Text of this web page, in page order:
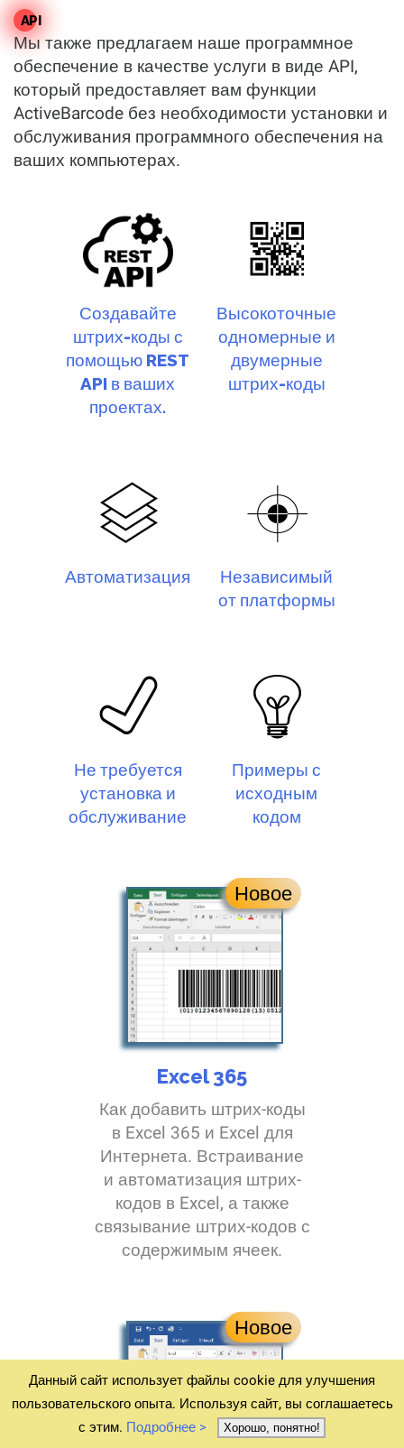
API
Мы также предлагаем наше программное
обеспечение в качестве услуги в виде API,
который предоставляет вам функции
ActiveBarcode без необходимости установки и
обслуживания программного обеспечения на
ваших компьютерах.
Создавайте
штрих-коды с
помощью REST
API в ваших
проектах.
Высокоточные
одномерные и
двумерные
штрих-коды
Автоматизация
Независимый
от платформы
Не требуется
установка и
обслуживание
Примеры с
исходным
кодом
Новое
Excel 365
Как добавить штрих-коды
в Excel 365 и Excel для
Интернета. Встраивание
и автоматизация штрих-
кодов в Excel, а также
связывание штрих-кодов с
содержимым ячеек.
Новое
Данный сайт использует файлы cookie для улучшения
пользовательского опыта. Используя сайт, вы соглашаетесь
с этим. Подробнее > Хорошо, понятно!